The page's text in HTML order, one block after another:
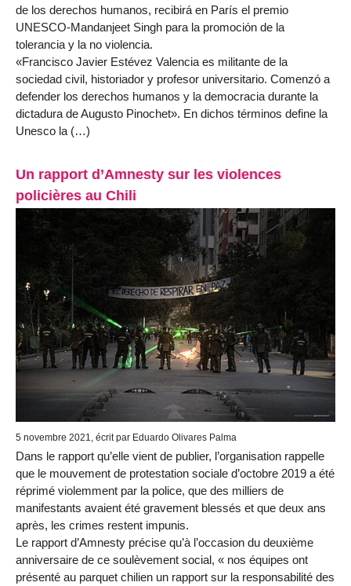
de los derechos humanos, recibirá en París el premio
UNESCO-Mandanjeet Singh para la promoción de la
tolerancia y la no violencia.
«Francisco Javier Estévez Valencia es militante de la
sociedad civil, historiador y profesor universitario. Comenzó a
defender los derechos humanos y la democracia durante la
dictadura de Augusto Pinochet». En dichos términos define la
Unesco la (…)
Un rapport d’Amnesty sur les violences
policières au Chili
5 novembre 2021, écrit par Eduardo Olivares Palma
Dans le rapport qu’elle vient de publier, l’organisation rappelle
que le mouvement de protestation sociale d’octobre 2019 a été
réprimé violemment par la police, que des milliers de
manifestants avaient été gravement blessés et que deux ans
après, les crimes restent impunis.
Le rapport d’Amnesty précise qu’à l’occasion du deuxième
anniversaire de ce soulèvement social, « nos équipes ont
présenté au parquet chilien un rapport sur la responsabilité des